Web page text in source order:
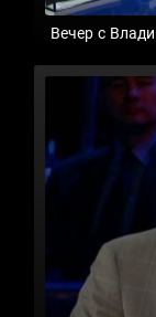
Вечер с